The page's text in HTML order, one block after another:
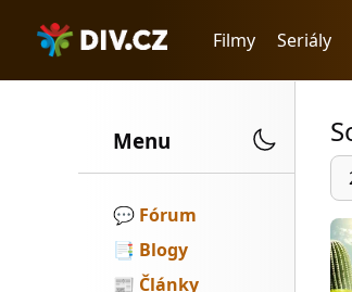
Filmy Seriály
Menu
💬️ Fórum
📑 Blogy
📰 Články